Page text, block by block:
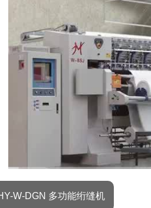
00:00/04:09
W-DGN 多功能绗缝机